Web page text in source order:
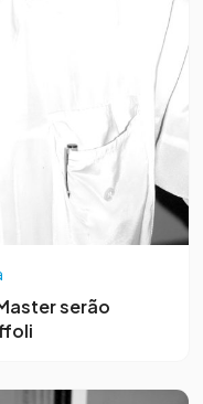
serão